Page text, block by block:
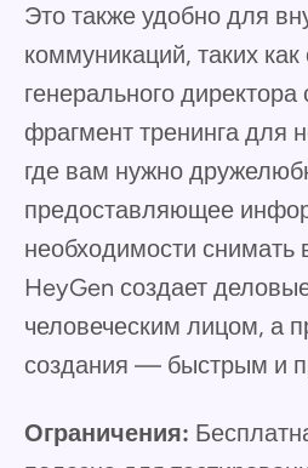
Это также удобно для
коммуникаций, таких
генерального
фрагмент тренинга для
где вам нужно
предоставляющее
необходимости снимать
HeyGen создает
человеческим лицом, а
создания — быстрым и
Ограничения: